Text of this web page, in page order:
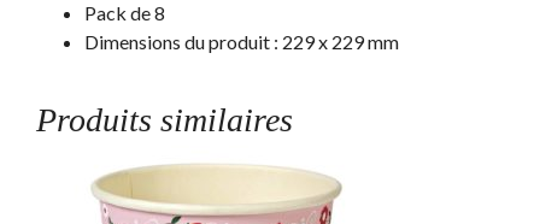
Pack de 8
Dimensions du produit : 229 x 229 mm
Produits similaires